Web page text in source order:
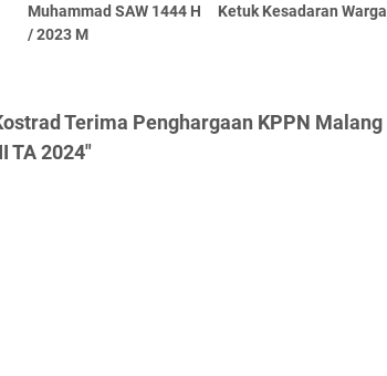
Muhammad SAW 1444 H
/ 2023 M
Ketuk Kesadaran Warga
Terima Penghargaan KPPN Malang
TA 2024"